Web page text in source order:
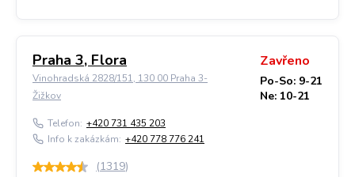
Praha 3, Flora
Vinohradská 2828/151, 130 00 Praha 3-
Žižkov
Zavřeno
Po-So: 9-21
Ne: 10-21
Telefon: +420 731 435 203
Info k zakázkám: +420 778 776 241
(1319)